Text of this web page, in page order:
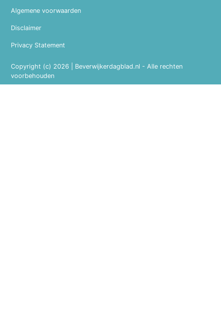
Copyright (c) 2026 | Beverwijkerdagblad.nl - Alle rechten
voorbehouden
Algemene voorwaarden
Disclaimer
Privacy Statement